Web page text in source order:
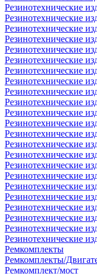
Резинотехнические
Резинотехнические
Резинотехнические
Резинотехнические
Резинотехнические
Резинотехнические
Резинотехнические
Резинотехнические
Резинотехнические
Резинотехнические
Резинотехнические
Резинотехнические
Резинотехнические
Резинотехнические
Резинотехнические
Резинотехнические
Резинотехнические
Резинотехнические
Резинотехнические
Резинотехнические
Резинотехнические
Резинотехнические
Резинотехнические
Ремкомплекты
Ремкомплекты/
Ремкомплект/мост